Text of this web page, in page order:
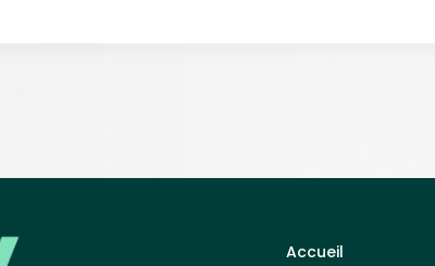
Accueil